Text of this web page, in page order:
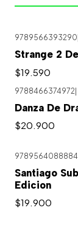
9789566393290
Strange 2
$19.590
9788466374972|
Danza De
$20.900
9789564088884
Santiago
Edicion
$19.900